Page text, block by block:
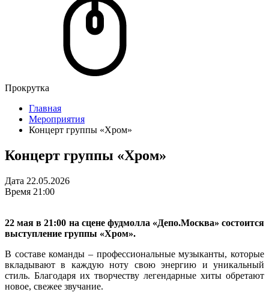
Прокрутка
Главная
Мероприятия
Концерт группы «Хром»
Концерт группы «Хром»
Дата 22.05.2026
Время 21:00
22 мая в 21:00 на сцене фудмолла «Депо.Москва» состоится
выступление группы «Хром».
В составе команды – профессиональные музыканты, которые
вкладывают в каждую ноту свою энергию и уникальный
стиль. Благодаря их творчеству легендарные хиты обретают
новое, свежее звучание.